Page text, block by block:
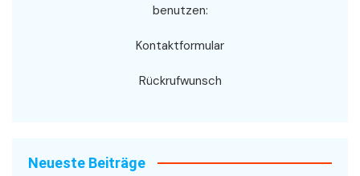
benutzen:
Kontaktformular
Rückrufwunsch
Neueste Beiträge